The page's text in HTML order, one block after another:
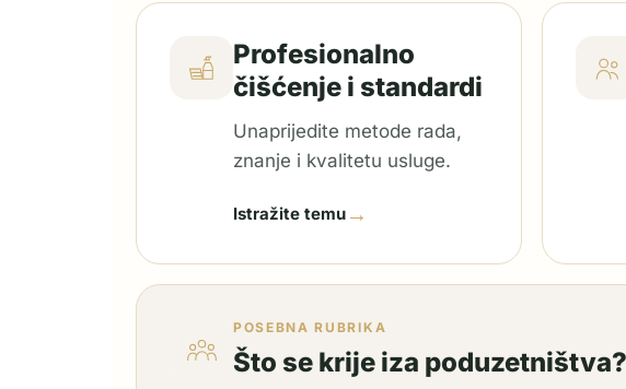
Profesionalno
čišćenje i standardi
Unaprijedite metode rada,
znanje i kvalitetu usluge.
Istražite temu →
POSEBNA RUBRIKA
Što se krije iza poduzetništva?